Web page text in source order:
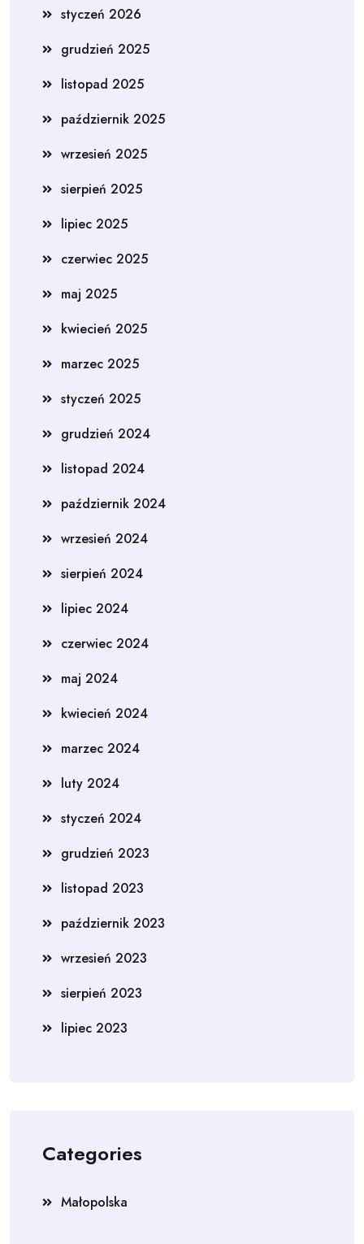
styczeń 2026
grudzień 2025
listopad 2025
październik 2025
wrzesień 2025
sierpień 2025
lipiec 2025
czerwiec 2025
maj 2025
kwiecień 2025
marzec 2025
styczeń 2025
grudzień 2024
listopad 2024
październik 2024
wrzesień 2024
sierpień 2024
lipiec 2024
czerwiec 2024
maj 2024
kwiecień 2024
marzec 2024
luty 2024
styczeń 2024
grudzień 2023
listopad 2023
październik 2023
wrzesień 2023
sierpień 2023
lipiec 2023
Categories
Małopolska